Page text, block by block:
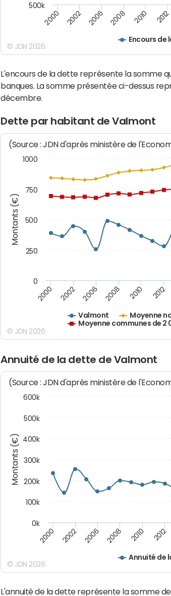
Encours de
2000 2002 2006 2008 2010 2012
500k
© JDN 2026
L'encours de la dette représente la somme
banques. La somme présentée ci-dessus
décembre.
Dette par habitant de Valmont
Montants (€)
(Source : JDN d'après ministère de
Valmont
Moyenne
Moyenne communes de
2000 2002 2006 2008 2010 2012
1000
0
250
500
750
© JDN 2026
Annuité de la dette de Valmont
Montants (€)
(Source : JDN d'après ministère de
Annuité de
2000 2002 2006 2008 2010 2012
0k
100k
200k
300k
400k
500k
600k
© JDN 2026
L'annuité de la dette représente la somme